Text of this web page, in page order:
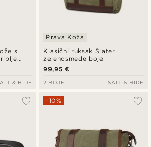
s
& HIDE
Klasični ruksak Slater
zelenosmeđe boje
Prava Koža
99,95 €
2 BOJE SALT & HIDE
-10%